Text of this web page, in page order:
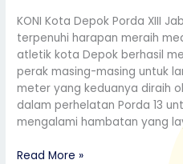
KONI Kota Depok Porda XIII
terpenuhi harapan meraih
atletik kota Depok berhasil
perak masing-masing untuk
meter yang keduanya diraih
dalam perhelatan Porda 13
mengalami hambatan yang
Read More »